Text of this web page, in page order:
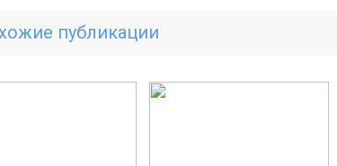
публикации